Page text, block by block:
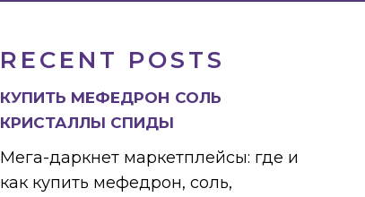
RECENT POSTS
КУПИТЬ МЕФЕДРОН СОЛЬ
КРИСТАЛЛЫ СПИДЫ
Мега-даркнет маркетплейсы: где и
как купить мефедрон, соль,